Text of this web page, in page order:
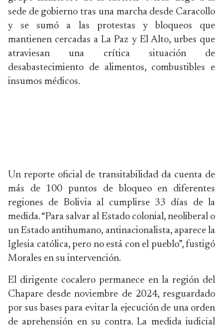
sede de gobierno tras una marcha desde Caracollo
y se sumó a las protestas y bloqueos que
mantienen cercadas a La Paz y El Alto, urbes que
atraviesan una crítica situación de
desabastecimiento de alimentos, combustibles e
insumos médicos.
Un reporte oficial de transitabilidad da cuenta de
más de 100 puntos de bloqueo en diferentes
regiones de Bolivia al cumplirse 33 días de la
medida. “Para salvar al Estado colonial, neoliberal o
un Estado antihumano, antinacionalista, aparece la
Iglesia católica, pero no está con el pueblo”, fustigó
Morales en su intervención.
El dirigente cocalero permanece en la región del
Chapare desde noviembre de 2024, resguardado
por sus bases para evitar la ejecución de una orden
de aprehensión en su contra. La medida judicial